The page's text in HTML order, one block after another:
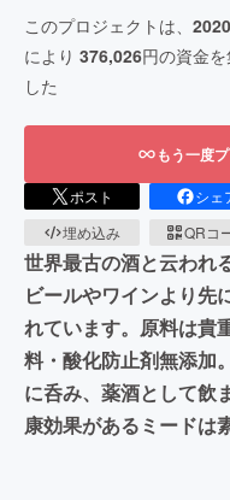
このプロジェクトは、
により 376,026円の資金を
した
もう一度
ポスト シェ
埋め込み
QRコ
世界最古の酒と云わ
ビールやワインより先
れています。原料は貴
料・酸化防止剤無添加
に呑み、薬酒として飲
康効果があるミードは